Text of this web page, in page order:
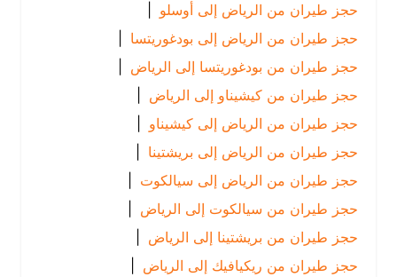
حجز طيران من الرياض إلى أوسلو
|
حجز طيران من الرياض إلى بودغوريتسا
|
حجز طيران من بودغوريتسا إلى الرياض
|
حجز طيران من كيشيناو إلى الرياض
|
حجز طيران من الرياض إلى كيشيناو |
حجز طيران من الرياض إلى بريشتينا |
حجز طيران من الرياض إلى سيالكوت |
حجز طيران من سيالكوت إلى الرياض
|
حجز طيران من بريشتينا إلى الرياض
|
حجز طيران من ريكيافيك إلى الرياض
|